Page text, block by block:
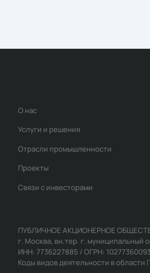
О нас
Услуги и решения
Отрасли промышленности
Проекты
Связи с инвесторами
ПУБЛИЧНОЕ АКЦИОНЕРНОЕ
г. Москва, вн.тер. г. муниципальный
ИНН: 7736227885 / ОГРН:
Коды видов деятельности в